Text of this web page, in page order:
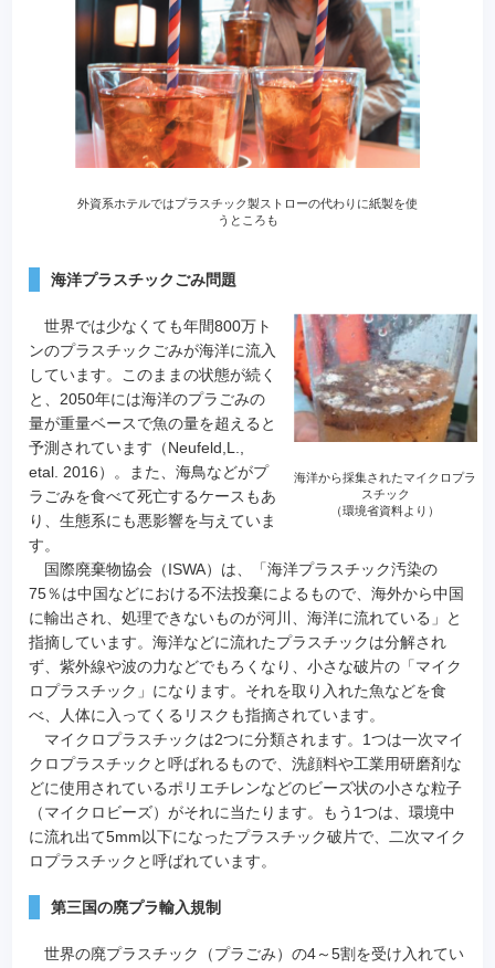
外資系ホテルではプラスチック製ストローの代わりに紙製を使
うところも
海洋プラスチックごみ問題
海洋から採集されたマイクロプラ
スチック
（環境省資料より）
世界では少なくても年間800万ト
ンのプラスチックごみが海洋に流入
しています。このままの状態が続く
と、2050年には海洋のプラごみの
量が重量ベースで魚の量を超えると
予測されています（Neufeld,L.,
etal. 2016）。また、海鳥などがプ
ラごみを食べて死亡するケースもあ
り、生態系にも悪影響を与えていま
す。
国際廃棄物協会（ISWA）は、「海洋プラスチック汚染の
75％は中国などにおける不法投棄によるもので、海外から中国
に輸出され、処理できないものが河川、海洋に流れている」と
指摘しています。海洋などに流れたプラスチックは分解され
ず、紫外線や波の力などでもろくなり、小さな破片の「マイク
ロプラスチック」になります。それを取り入れた魚などを食
べ、人体に入ってくるリスクも指摘されています。
マイクロプラスチックは2つに分類されます。1つは一次マイ
クロプラスチックと呼ばれるもので、洗顔料や工業用研磨剤な
どに使用されているポリエチレンなどのビーズ状の小さな粒子
（マイクロビーズ）がそれに当たります。もう1つは、環境中
に流れ出て5mm以下になったプラスチック破片で、二次マイク
ロプラスチックと呼ばれています。
第三国の廃プラ輸入規制
世界の廃プラスチック（プラごみ）の4～5割を受け入れてい